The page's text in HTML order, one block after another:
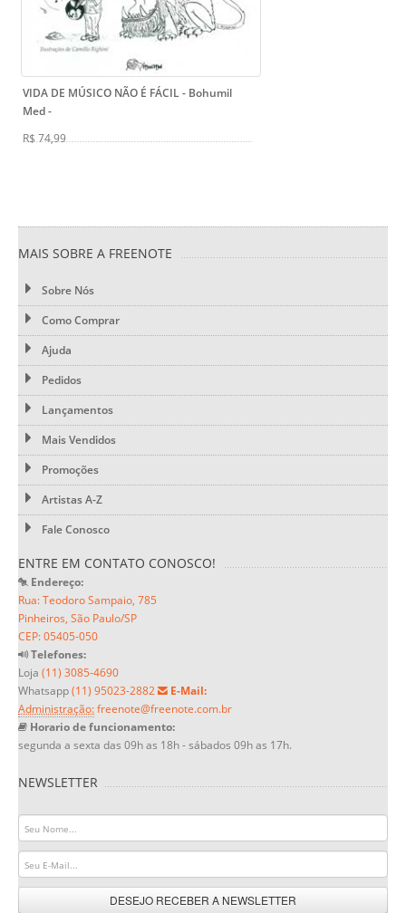
VIDA DE MÚSICO NÃO É FÁCIL - Bohumil
Med-
R$ 74,99
MAIS SOBRE A FREENOTE
Sobre Nós
Como Comprar
Ajuda
Pedidos
Lançamentos
Mais Vendidos
Promoções
Artistas A-Z
Fale Conosco
ENTRE EM CONTATO CONOSCO!
Endereço:
Rua: Teodoro Sampaio, 785
Pinheiros, São Paulo/SP
CEP: 05405-050
Telefones:
Loja (11) 3085-4690
Whatsapp(11) 95023-2882
E-Mail:
Administração:freenote@freenote.com.br
Horario de funcionamento:
segunda a sexta das 09h as 18h - sábados 09h as 17h.
NEWSLETTER
DESEJO RECEBER A NEWSLETTER